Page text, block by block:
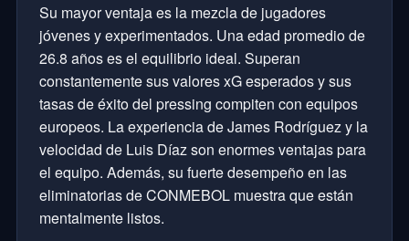
Su mayor ventaja es la mezcla de jugadores
jóvenes y experimentados. Una edad promedio de
26.8 años es el equilibrio ideal. Superan
constantemente sus valores xG esperados y sus
tasas de éxito del pressing compiten con equipos
europeos. La experiencia de James Rodríguez y la
velocidad de Luis Díaz son enormes ventajas para
el equipo. Además, su fuerte desempeño en las
eliminatorias de CONMEBOL muestra que están
mentalmente listos.